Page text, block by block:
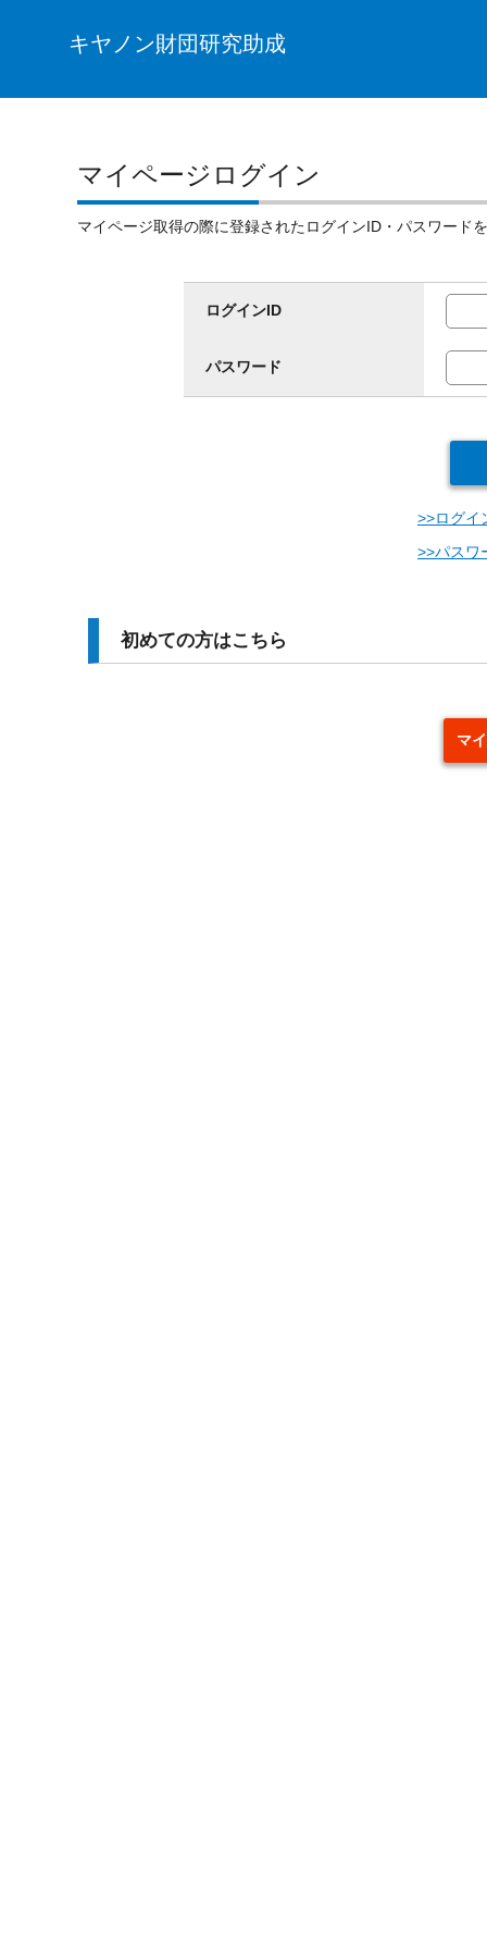
キヤノン財団研究助成
マイページログイン
マイページ取得の際に登録されたログインID・パスワード
ログインID
パスワード
>>ログイ
>>パスワ
初めての方はこちら
マ